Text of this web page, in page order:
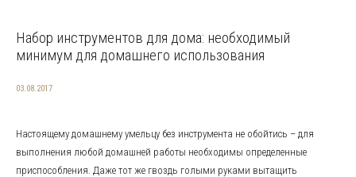
Набор инструментов для дома: необходимый
минимум для домашнего использования
03.08.2017
Настоящему домашнему умельцу без инструмента не обойтись – для
выполнения любой домашней работы необходимы определенные
приспособления. Даже тот же гвоздь голыми руками вытащить